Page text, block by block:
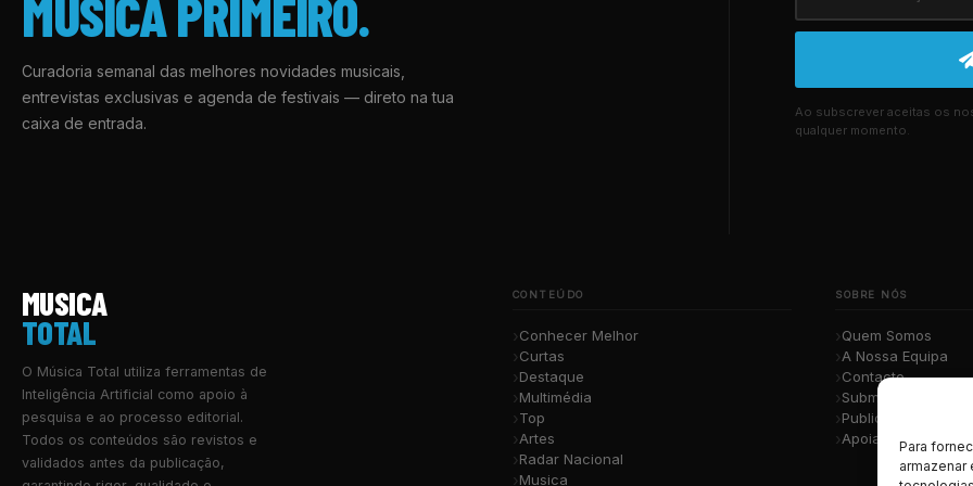
Para
MÚSICA PRIMEIRO.
Curadoria semanal das melhores novidades musicais,
entrevistas exclusivas e agenda de festivais — direto na tua
caixa de entrada.
Ao subscrever aceitas os
qualquer momento.
MUSICA
TOTAL
O Música Total utiliza ferramentas de
Inteligência Artificial como apoio à
pesquisa e ao processo editorial.
Todos os conteúdos são revistos e
validados antes da publicação,
CONTEÚDO
Conhecer Melhor
Curtas
Destaque
Multimédia
Top
Artes
Radar Nacional
Musica
SOBRE NÓS
Quem Somos
A Nossa Equipa
Contacto
Submete a Tua
Publicidade
Apoiar o Projeto